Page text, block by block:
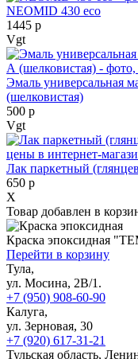
NEOMID 430 eco
1445 р
Vgt
Эмаль универсальная
(шелковистая)
500 р
Vgt
Лак паркетный
650 р
X
Товар добавлен в
Краска эпоксидная
Перейти в корзину
Тула,
ул. Мосина, 2В/1.
+7 (950) 908-60-90
Калуга,
ул. Зерновая, 30
+7 (920) 617-31-21
Тульская область,